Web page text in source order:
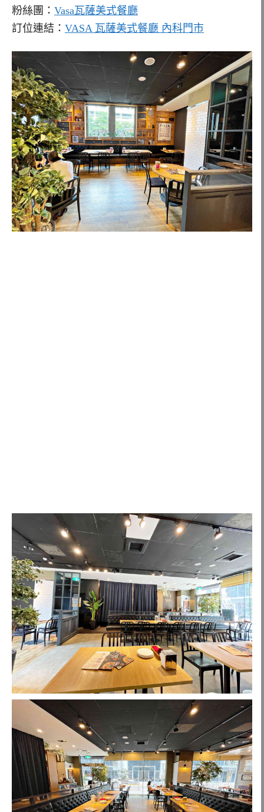
粉絲團： Vasa瓦薩美式餐廳
訂位連結： VASA 瓦薩美式餐廳 內科門市